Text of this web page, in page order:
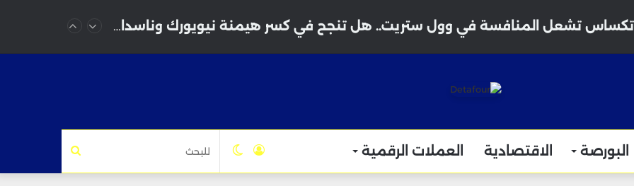
بورصة تكساس تشعل المنافسة في وول ستريت.. هل تنجح في كسر هيمنة نيويورك وناسداك؟
البورصة الاقتصادية العملات الرقمية للبحث الوضعتسجيل